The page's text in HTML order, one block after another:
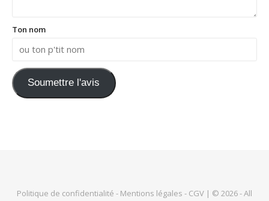
Ton nom
Soumettre l'avis
Politique de confidentialité - Mentions légales - CGV | © 2026 - All